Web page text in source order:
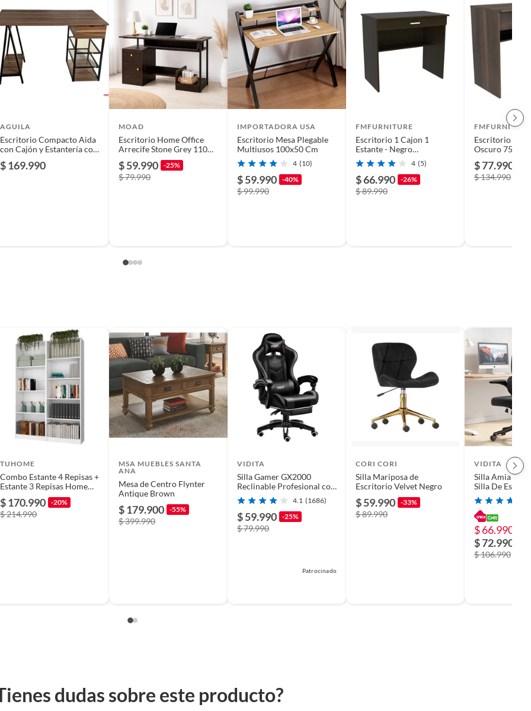
nuevo en caja
de oficina
plegable
AGUILA
Escritorio Compacto Aida
con Cajón y Estantería con
- Café
$ 169.990
MOAD
Escritorio Home Office
Arrecife Stone Grey 110
cm con Cajón, Gabinete y
Organizador para
Computador
$ 59.990 -25%
$ 79.990
IMPORTADORA USA
Escritorio Mesa Plegable
Multiusos 100x50 Cm
4 (10)
$ 59.990 -40%
$ 99.990
FMFURNITURE
Escritorio 1 Cajon 1
Estante - Negro
73x80x49.8 cm 4 (5)
$ 66.990 -26%
$ 89.990
FMFURNITURE
Escritorio con
Oscuro
$ 77.990
$ 134.990
TUHOME
Combo Estante 4 Repisas +
Estante 3 Repisas Home
$ 170.990 -20%
$ 214.990
MSA MUEBLES SANTA
ANA
Mesa de Centro Flynter
Antique Brown
$ 179.900 -55%
$ 399.990
VIDITA
Silla Gamer GX2000
Reclinable Profesional con
Reposapiés-Negro
4.1 (1686)
$ 59.990 -25%
$ 79.990
Patrocinado
CORI CORI
Silla Mariposa de
Escritorio Velvet Negro
$ 59.990 -33%
$ 89.990
VIDITA
Silla Amia
Silla De
Lumbar
Oficina
$ 66.990
$ 72.990
$ 106.990
dudas sobre este producto?